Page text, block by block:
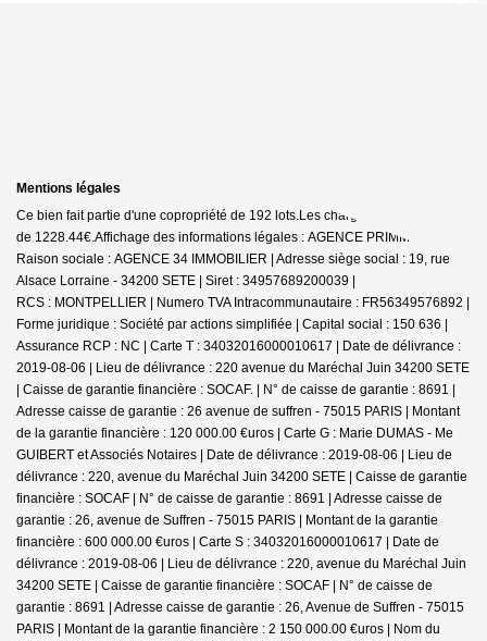
Mentions légales
Ce bien fait partie d'une copropriété de 192 lots.Les charges annuelles sont
de 1228.44€.Affichage des informations légales : AGENCE PRIMMO |
Raison sociale : AGENCE 34 IMMOBILIER | Adresse siège social : 19, rue
Alsace Lorraine - 34200 SETE | Siret : 34957689200039 |
RCS : MONTPELLIER | Numero TVA Intracommunautaire : FR56349576892 |
Forme juridique : Société par actions simplifiée | Capital social : 150 636 |
Assurance RCP : NC | Carte T : 34032016000010617 | Date de délivrance :
2019-08-06 | Lieu de délivrance : 220 avenue du Maréchal Juin 34200 SETE
| Caisse de garantie financière : SOCAF. | N° de caisse de garantie : 8691 |
Adresse caisse de garantie : 26 avenue de suffren - 75015 PARIS | Montant
de la garantie financière : 120 000.00 €uros | Carte G : Marie DUMAS - Me
GUIBERT et Associés Notaires | Date de délivrance : 2019-08-06 | Lieu de
délivrance : 220, avenue du Maréchal Juin 34200 SETE | Caisse de garantie
financière : SOCAF | N° de caisse de garantie : 8691 | Adresse caisse de
garantie : 26, avenue de Suffren - 75015 PARIS | Montant de la garantie
financière : 600 000.00 €uros | Carte S : 34032016000010617 | Date de
délivrance : 2019-08-06 | Lieu de délivrance : 220, avenue du Maréchal Juin
34200 SETE | Caisse de garantie financière : SOCAF | N° de caisse de
garantie : 8691 | Adresse caisse de garantie : 26, Avenue de Suffren - 75015
PARIS | Montant de la garantie financière : 2 150 000.00 €uros | Nom du